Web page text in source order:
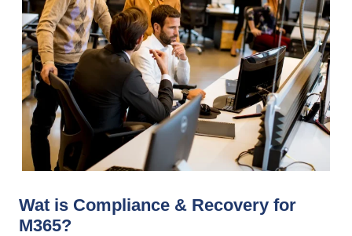
Wat is Compliance & Recovery for
M365?